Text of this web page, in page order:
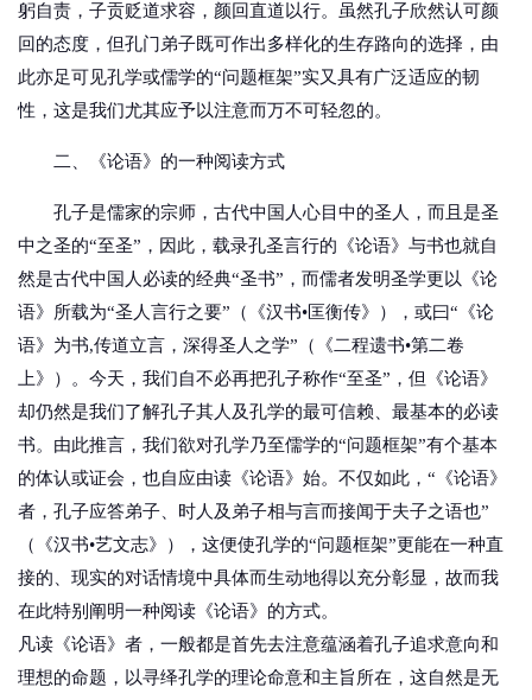
躬自责，子贡贬道求容，颜回直道以行。虽然孔子欣然认可颜
回的态度，但孔门弟子既可作出多样化的生存路向的选择，由
此亦足可见孔学或儒学的“问题框架”实又具有广泛适应的韧
性，这是我们尤其应予以注意而万不可轻忽的。
二、《论语》的一种阅读方式
孔子是儒家的宗师，古代中国人心目中的圣人，而且是圣
中之圣的“至圣”，因此，载录孔圣言行的《论语》与书也就自
然是古代中国人必读的经典“圣书”，而儒者发明圣学更以《论
语》所载为“圣人言行之要”（《汉书•匡衡传》），或曰“《论
语》为书,传道立言，深得圣人之学”（《二程遗书•第二卷
上》）。今天，我们自不必再把孔子称作“至圣”，但《论语》
却仍然是我们了解孔子其人及孔学的最可信赖、最基本的必读
书。由此推言，我们欲对孔学乃至儒学的“问题框架”有个基本
的体认或证会，也自应由读《论语》始。不仅如此，“《论语》
者，孔子应答弟子、时人及弟子相与言而接闻于夫子之语也”
（《汉书•艺文志》），这便使孔学的“问题框架”更能在一种直
接的、现实的对话情境中具体而生动地得以充分彰显，故而我
在此特别阐明一种阅读《论语》的方式。
凡读《论语》者，一般都是首先去注意蕴涵着孔子追求意向和
理想的命题，以寻绎孔学的理论命意和主旨所在，这自然是无